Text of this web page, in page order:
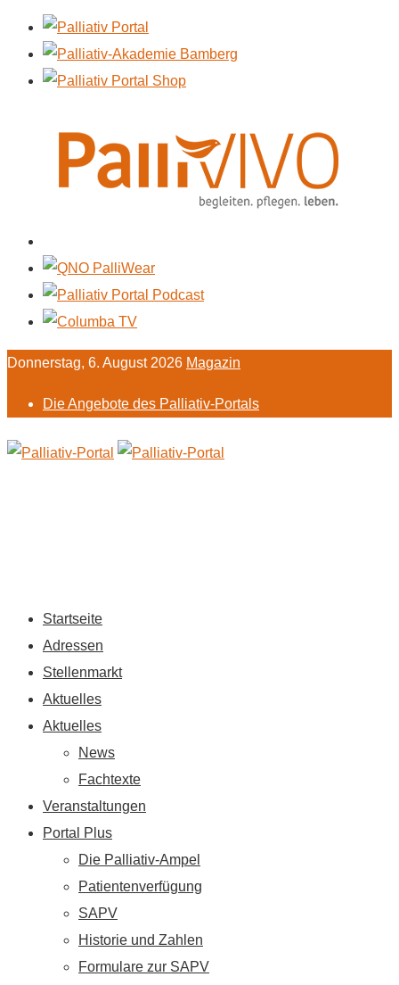
Donnerstag, 6. August 2026 Magazin
Die Angebote des Palliativ-Portals
Startseite
Adressen
Stellenmarkt
Aktuelles
Aktuelles
News
Fachtexte
Veranstaltungen
Portal Plus
Die Palliativ-Ampel
Patientenverfügung
SAPV
Historie und Zahlen
Formulare zur SAPV